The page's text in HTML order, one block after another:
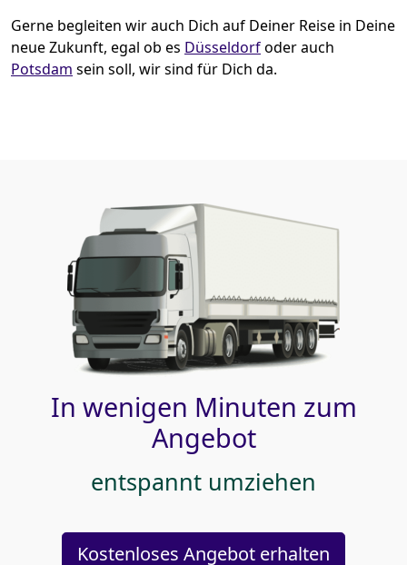
Gerne begleiten wir auch Dich auf Deiner Reise in Deine
neue Zukunft, egal ob es Düsseldorfoder auch
Potsdam sein soll, wir sind für Dich da.
In wenigen Minuten zum
Angebot
entspannt umziehen
Kostenloses Angebot erhalten